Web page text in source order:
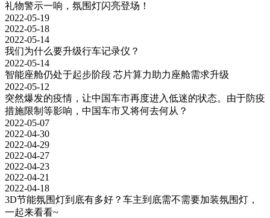
礼物警示一响，氛围灯闪亮登场！
2022-05-19
2022-05-18
2022-05-14
我们为什么要升级行车记录仪？
2022-05-14
智能座舱仍处于起步阶段 芯片算力助力座舱需求升级
2022-05-12
突然爆发的疫情，让中国车市再度进入低迷的状态。由于防疫
措施限制等影响，中国车市又将何去何从？
2022-05-07
2022-04-30
2022-04-29
2022-04-27
2022-04-23
2022-04-21
2022-04-18
3D节能氛围灯到底有多好？车主到底需不需要加装氛围灯，
一起来看看~